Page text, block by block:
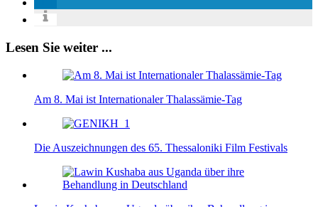
Lesen Sie weiter ...
Am 8. Mai ist Internationaler Thalassämie-Tag
Die Auszeichnungen des 65. Thessaloniki Film Festivals